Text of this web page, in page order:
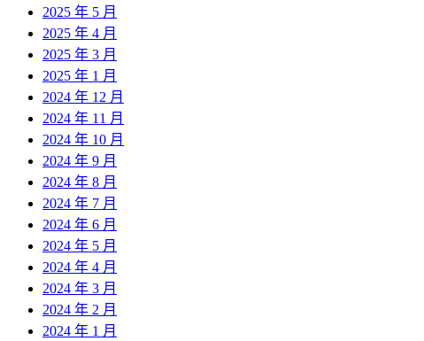
2025 年 5 月
2025 年 4 月
2025 年 3 月
2025 年 1 月
2024 年 12 月
2024 年 11 月
2024 年 10 月
2024 年 9 月
2024 年 8 月
2024 年 7 月
2024 年 6 月
2024 年 5 月
2024 年 4 月
2024 年 3 月
2024 年 2 月
2024 年 1 月